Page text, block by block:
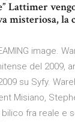
Lattimer
misteriosa, la
image.
del 2009,
su Syfy.
Misiano,
fra reale e